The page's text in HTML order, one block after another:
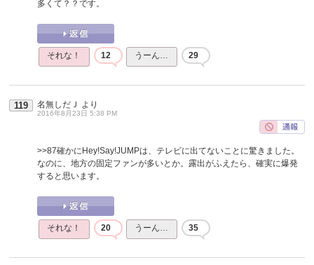
多くて？？です。
それな！ 12 うーん… 29
119 名無しだＪ より
2016年8月23日 5:38 PM
>>87確かにHey!Say!JUMPは、テレビに出てないことに驚きました。
なのに、地方の固定ファンが多いとか。露出がふえたら、確実に爆発
すると思います。
それな！ 20 うーん… 35